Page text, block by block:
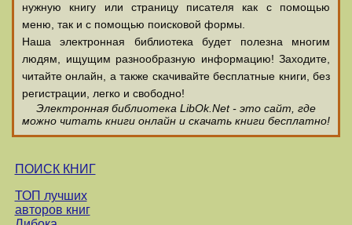
нужную книгу или страницу писателя как с помощью
меню, так и с помощью поисковой формы.
Наша электронная библиотека будет полезна многим
людям, ищущим разнообразную информацию! Заходите,
читайте онлайн, а также скачивайте бесплатные книги, без
регистрации, легко и свободно!
Электронная библиотека LibOk.Net - это сайт, где
можно читать книги онлайн и скачать книги бесплатно!
ПОИСК КНИГ
ТОП лучших
авторов книг